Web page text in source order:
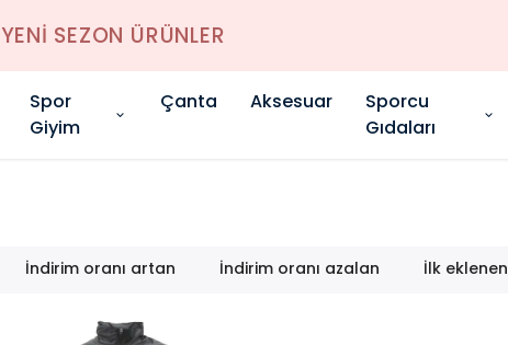
YENİ SEZON ÜRÜNLER
Spor
Giyim
Çanta Aksesuar
Sporcu
Gıdaları
İndirim oranı artan İndirim oranı azalan İlk eklenen